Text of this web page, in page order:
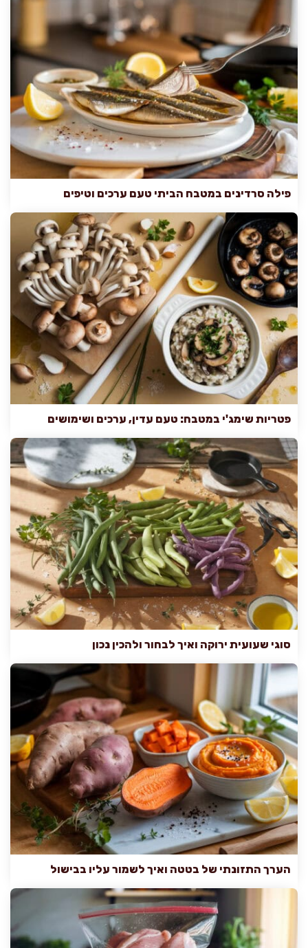
פילה סרדינים במטבח הביתי טעם ערכים וטיפים
פטריות שימג'י במטבח: טעם עדין, ערכים ושימושים
סוגי שעועית ירוקה ואיך לבחור ולהכין נכון
הערך התזונתי של בטטה ואיך לשמור עליו בבישול